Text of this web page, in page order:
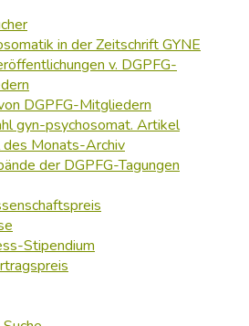
in der Zeitschrift GYNE
v. DGPFG-
DGPFG-Mitgliedern
gyn-psychosomat. Artikel
Monats-Archiv
der DGPFG-Tagungen
Stipendium